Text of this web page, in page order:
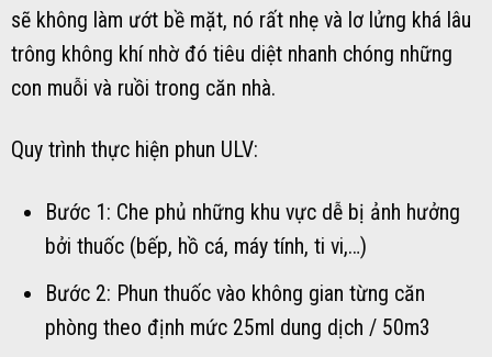
sẽ không làm ướt bề mặt, nó rất nhẹ và lơ lửng khá lâu
trông không khí nhờ đó tiêu diệt nhanh chóng những
con muỗi và ruồi trong căn nhà.
Quy trình thực hiện phun ULV:
Bước 1: Che phủ những khu vực dễ bị ảnh hưởng
bởi thuốc (bếp, hồ cá, máy tính, ti vi,…)
Bước 2: Phun thuốc vào không gian từng căn
phòng theo định mức 25ml dung dịch / 50m3